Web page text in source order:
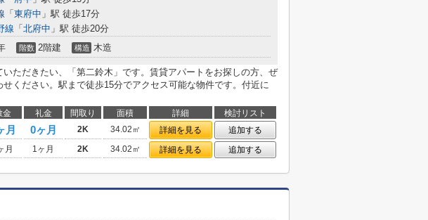
「 東府中 」駅 徒歩17分
線 「 北府中 」駅 徒歩20分
階数 2階建 構造 木造
いただきたい、「第二鈴木」です。賃貸アパートをお探しの方、ぜ
せください。駅まで徒歩15分でアクセス可能な物件です。付近に
金 礼金 間取り 面積 詳細
検討リスト
月 0ヶ月 2K 34.02㎡ 詳細を見る
追加する
月 1ヶ月 2K 34.02㎡ 詳細を見る 追加する